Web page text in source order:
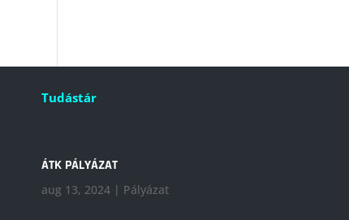
Tudástár
ÁTK PÁLYÁZAT
aug 13, 2024| Pályázat